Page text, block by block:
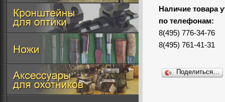
Наличие товара
по телефонам:
8(495) 776-34-76
8(495) 761-41-31
Поделиться…